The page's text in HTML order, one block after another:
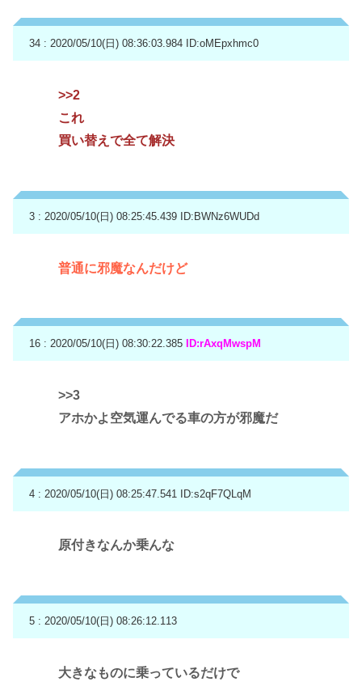
34 : 2020/05/10(日) 08:36:03.984 ID:oMEpxhmc0
>>2
これ
買い替えで全て解決
3 : 2020/05/10(日) 08:25:45.439 ID:BWNz6WUDd
普通に邪魔なんだけど
16 : 2020/05/10(日) 08:30:22.385 ID:rAxqMwspM
>>3
アホかよ空気運んでる車の方が邪魔だ
4 : 2020/05/10(日) 08:25:47.541 ID:s2qF7QLqM
原付きなんか乗んな
5 : 2020/05/10(日) 08:26:12.113
大きなものに乗っているだけで